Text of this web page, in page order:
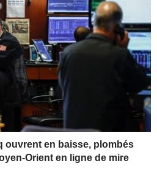
ouvrent en baisse, plombés
Orient en ligne de mire